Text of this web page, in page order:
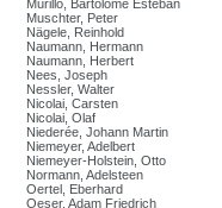
Murillo, Bartolomé Esteban
Muschter, Peter
Nägele, Reinhold
Naumann, Hermann
Naumann, Herbert
Nees, Joseph
Nessler, Walter
Nicolai, Carsten
Nicolai, Olaf
Niederée, Johann Martin
Niemeyer, Adelbert
Niemeyer-Holstein, Otto
Normann, Adelsteen
Oertel, Eberhard
Oeser, Adam Friedrich